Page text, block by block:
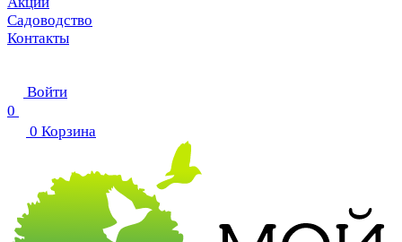
Садоводство
Контакты
Войти
0
0 Корзина